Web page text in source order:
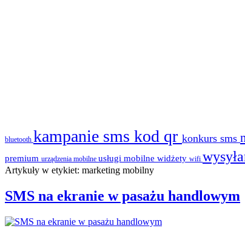
bluetooth kampanie sms kod qr konkurs sms
premium urządzenia mobilne usługi mobilne widżety wifi
Artykuły w etykiet: marketing mobilny
SMS na ekranie w pasażu handlowym